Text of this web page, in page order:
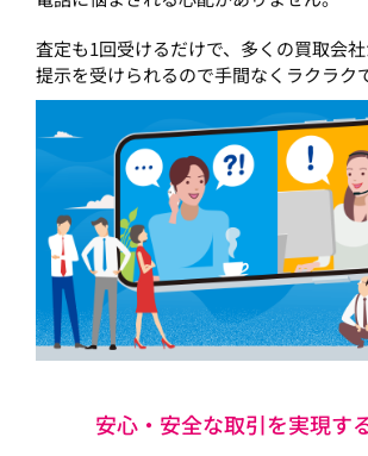
査定も1回受けるだけで、多くの買取会
提示を受けられるので手間なくラクラク
安心・安全な取引を実現す